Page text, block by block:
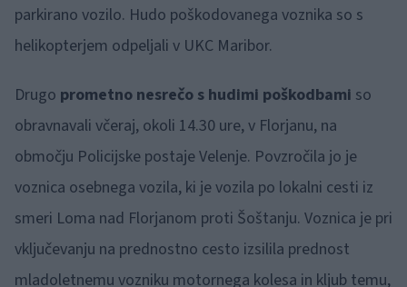
parkirano vozilo. Hudo poškodovanega voznika so s
helikopterjem odpeljali v UKC Maribor.
Drugo prometno nesrečo s hudimi poškodbami so
obravnavali včeraj, okoli 14.30 ure, v Florjanu, na
območju Policijske postaje Velenje. Povzročila jo je
voznica osebnega vozila, ki je vozila po lokalni cesti iz
smeri Loma nad Florjanom proti Šoštanju. Voznica je pri
vključevanju na prednostno cesto izsilila prednost
mladoletnemu vozniku motornega kolesa in kljub temu,